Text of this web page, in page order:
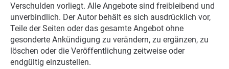
Verschulden vorliegt. Alle Angebote sind freibleibend und
unverbindlich. Der Autor behält es sich ausdrücklich vor,
Teile der Seiten oder das gesamte Angebot ohne
gesonderte Ankündigung zu verändern, zu ergänzen, zu
löschen oder die Veröffentlichung zeitweise oder
endgültig einzustellen.